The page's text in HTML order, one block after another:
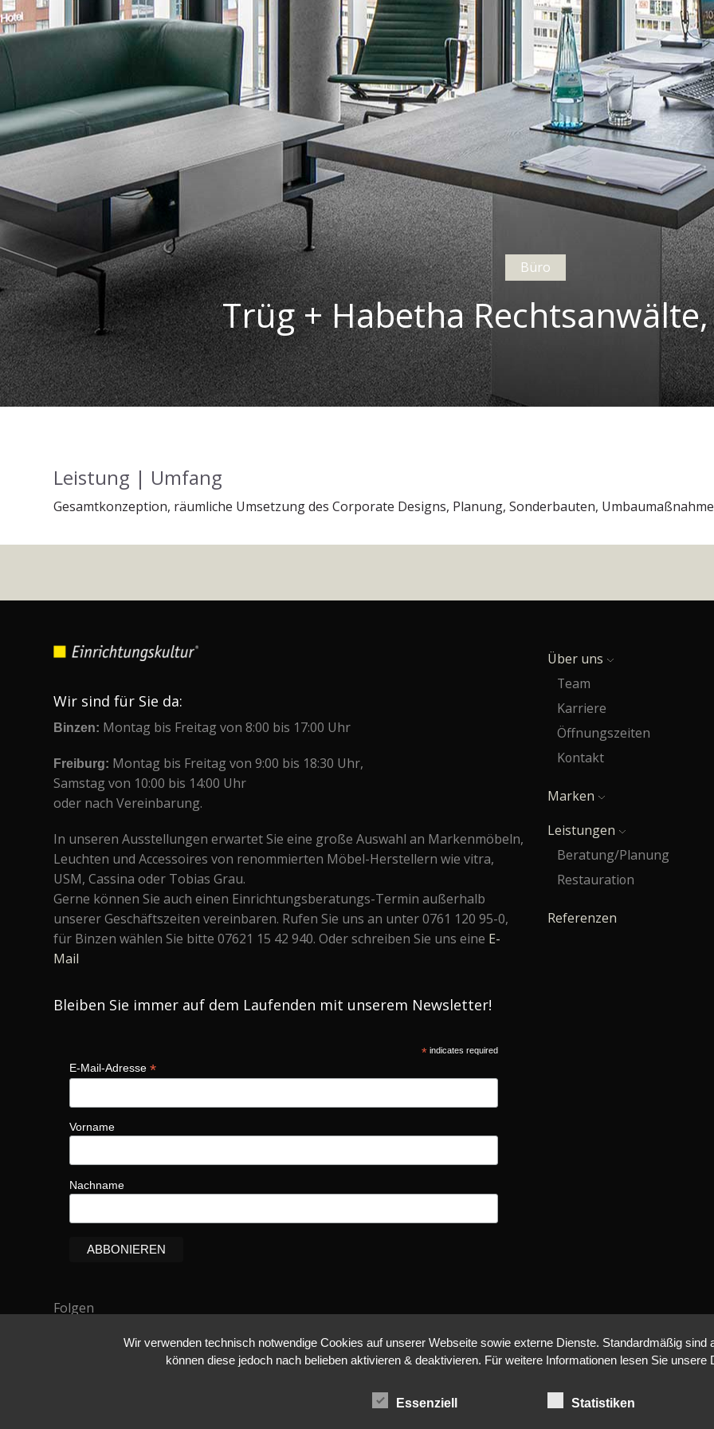
Büro
Trüg + Habetha
Leistung | Umfang
Gesamtkonzeption, räumliche Umsetzung des Corporate Designs, Planung, Sonderbauten,
Wir sind für Sie da:
Binzen: Montag bis Freitag von 8:00 bis 17:00 Uhr
Freiburg: Montag bis Freitag von 9:00 bis 18:30 Uhr,
Samstag von 10:00 bis 14:00 Uhr
oder nach Vereinbarung.
In unseren Ausstellungen erwartet Sie eine große Auswahl an Markenmöbeln,
Leuchten und Accessoires von renommierten Möbel-Herstellern wie vitra,
USM, Cassina oder Tobias Grau.
Gerne können Sie auch einen Einrichtungsberatungs-Termin außerhalb
unserer Geschäftszeiten vereinbaren. Rufen Sie uns an unter 0761 120 95-0,
für Binzen wählen Sie bitte 07621 15 42 940. Oder schreiben Sie uns eine E-
Mail
Bleiben Sie immer auf dem Laufenden mit unserem Newsletter!
*indicates required
E-Mail-Adresse *
Vorname
Nachname
Folgen
Über uns
Team
Karriere
Öffnungszeiten
Kontakt
Marken
Leistungen
Beratung/Planung
Restauration
Referenzen
Wir verwenden technisch notwendige Cookies auf unserer Webseite sowie externe Dienste. Standardmäßig sind
können diese jedoch nach belieben aktivieren & deaktivieren. Für weitere Informationen lesen Sie
Essenziell Statistiken